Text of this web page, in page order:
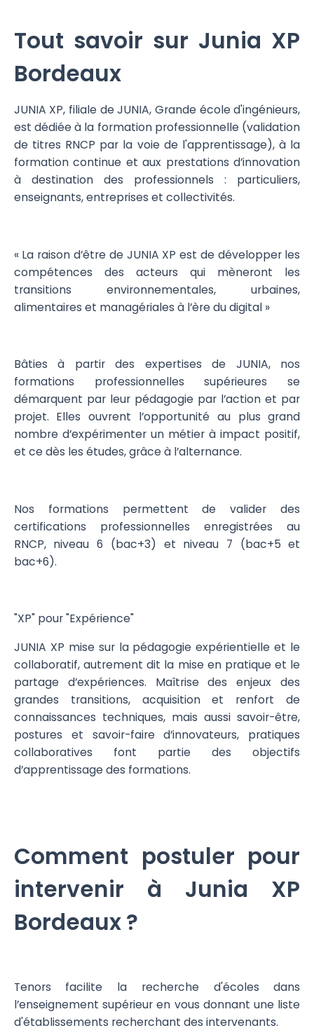
Tout savoir sur Junia XP
Bordeaux
JUNIA XP, filiale de JUNIA, Grande école d'ingénieurs,
est dédiée à la formation professionnelle (validation
de titres RNCP par la voie de l'apprentissage), à la
formation continue et aux prestations d’innovation
à destination des professionnels : particuliers,
enseignants, entreprises et collectivités.
« La raison d’être de JUNIA XP est de développer les
compétences des acteurs qui mèneront les
transitions environnementales, urbaines,
alimentaires et managériales à l’ère du digital »
Bâties à partir des expertises de JUNIA, nos
formations professionnelles supérieures se
démarquent par leur pédagogie par l’action et par
projet. Elles ouvrent l’opportunité au plus grand
nombre d’expérimenter un métier à impact positif,
et ce dès les études, grâce à l’alternance.
Nos formations permettent de valider des
certifications professionnelles enregistrées au
RNCP, niveau 6 (bac+3) et niveau 7 (bac+5 et
bac+6).
"XP" pour "Expérience"
JUNIA XP mise sur la pédagogie expérientielle et le
collaboratif, autrement dit la mise en pratique et le
partage d’expériences. Maîtrise des enjeux des
grandes transitions, acquisition et renfort de
connaissances techniques, mais aussi savoir-être,
postures et savoir-faire d’innovateurs, pratiques
collaboratives font partie des objectifs
d’apprentissage des formations.
Comment postuler pour
intervenir à Junia XP
Bordeaux ?
Tenors facilite la recherche d'écoles dans
l’enseignement supérieur en vous donnant une liste
d'établissements recherchant des intervenants.